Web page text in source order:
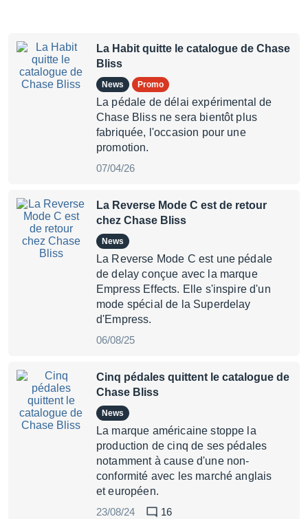
La Habit quitte le catalogue de Chase
Bliss
News Promo
La pédale de délai expérimental de
Chase Bliss ne sera bientôt plus
fabriquée, l'occasion pour une
promotion.
07/04/26
La Reverse Mode C est de retour
chez Chase Bliss
News
La Reverse Mode C est une pédale
de delay conçue avec la marque
Empress Effects. Elle s'inspire d'un
mode spécial de la Superdelay
d'Empress.
06/08/25
Cinq pédales quittent le catalogue de
Chase Bliss
News
La marque américaine stoppe la
production de cinq de ses pédales
notamment à cause d'une non-
conformité avec les marché anglais
et européen.
23/08/24
16